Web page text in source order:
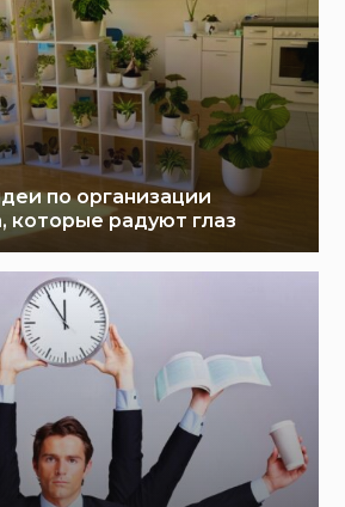
по организации
которые радуют глаз